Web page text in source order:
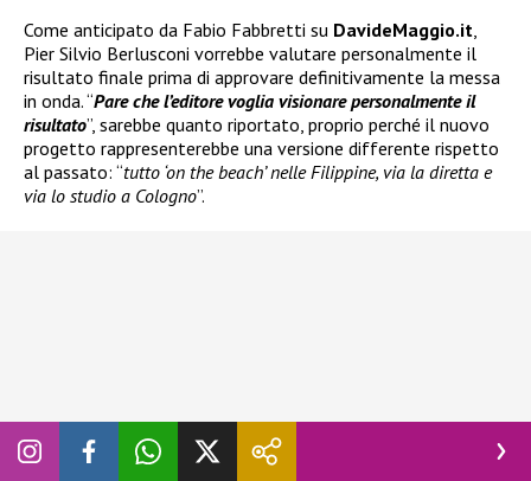
Come anticipato da Fabio Fabbretti su DavideMaggio.it,
Pier Silvio Berlusconi vorrebbe valutare personalmente il
risultato finale prima di approvare definitivamente la messa
in onda. “Pare che l’editore voglia visionare personalmente il
risultato”, sarebbe quanto riportato, proprio perché il nuovo
progetto rappresenterebbe una versione differente rispetto
al passato: “tutto ‘on the beach’ nelle Filippine, via la diretta e
via lo studio a Cologno”.